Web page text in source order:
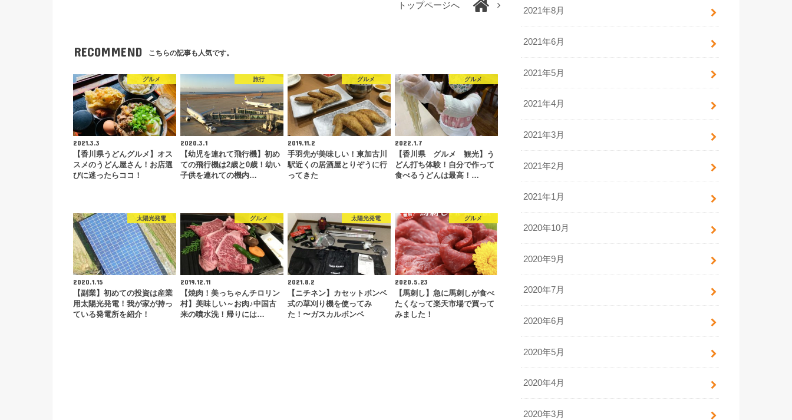
トップページへ
RECOMMEND こちらの記事も人気です。
グルメ
2021.3.3
【香川県うどんグルメ】オス
スメのうどん屋さん！お店選
びに迷ったらココ！
旅行
2020.3.1
【幼児を連れて飛行機】初め
ての飛行機は2歳と0歳！幼い
子供を連れての機内…
グルメ
2019.11.2
手羽先が美味しい！東加古川
駅近くの居酒屋とりぞうに行
ってきた
グルメ
2022.1.7
【香川県 グルメ 観光】う
どん打ち体験！自分で作って
食べるうどんは最高！…
太陽光発電
2020.1.15
【副業】初めての投資は産業
用太陽光発電！我が家が持っ
ている発電所を紹介！
グルメ
2019.12.11
【焼肉！美っちゃんチロリン
村】美味しい～お肉♪中国古
来の噴水洗！帰りには…
太陽光発電
2021.8.2
【ニチネン】カセットボンベ
式の草刈り機を使ってみ
た！〜ガスカルボンベ
グルメ
2020.5.23
【馬刺し】急に馬刺しが食べ
たくなって楽天市場で買って
みました！
2021年8月
2021年6月
2021年5月
2021年4月
2021年3月
2021年2月
2021年1月
2020年10月
2020年9月
2020年7月
2020年6月
2020年5月
2020年4月
2020年3月